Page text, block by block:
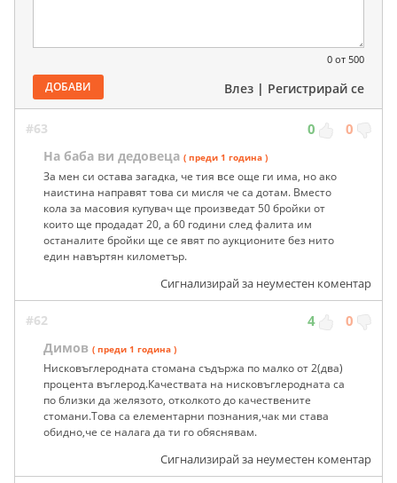
0 от 500
ДОБАВИ Влез | Регистрирай се
#63 0 0
На баба ви дедовеца ( преди 1 година )
За мен си остава загадка, че тия все още ги има, но ако
наистина направят това си мисля че са дотам. Вместо
кола за масовия купувач ще произведат 50 бройки от
които ще продадат 20, а 60 години след фалита им
останалите бройки ще се явят по аукционите без нито
един навъртян километър.
Сигнализирай за неуместен коментар
#62 4 0
Димов ( преди 1 година )
Нисковъглеродната стомана съдържа по малко от 2(два)
процента въглерод.Качествата на нисковъглеродната са
по близки да желязото, отколкото до качествените
стомани.Това са елементарни познания,чак ми става
обидно,че се налага да ти го обяснявам.
Сигнализирай за неуместен коментар